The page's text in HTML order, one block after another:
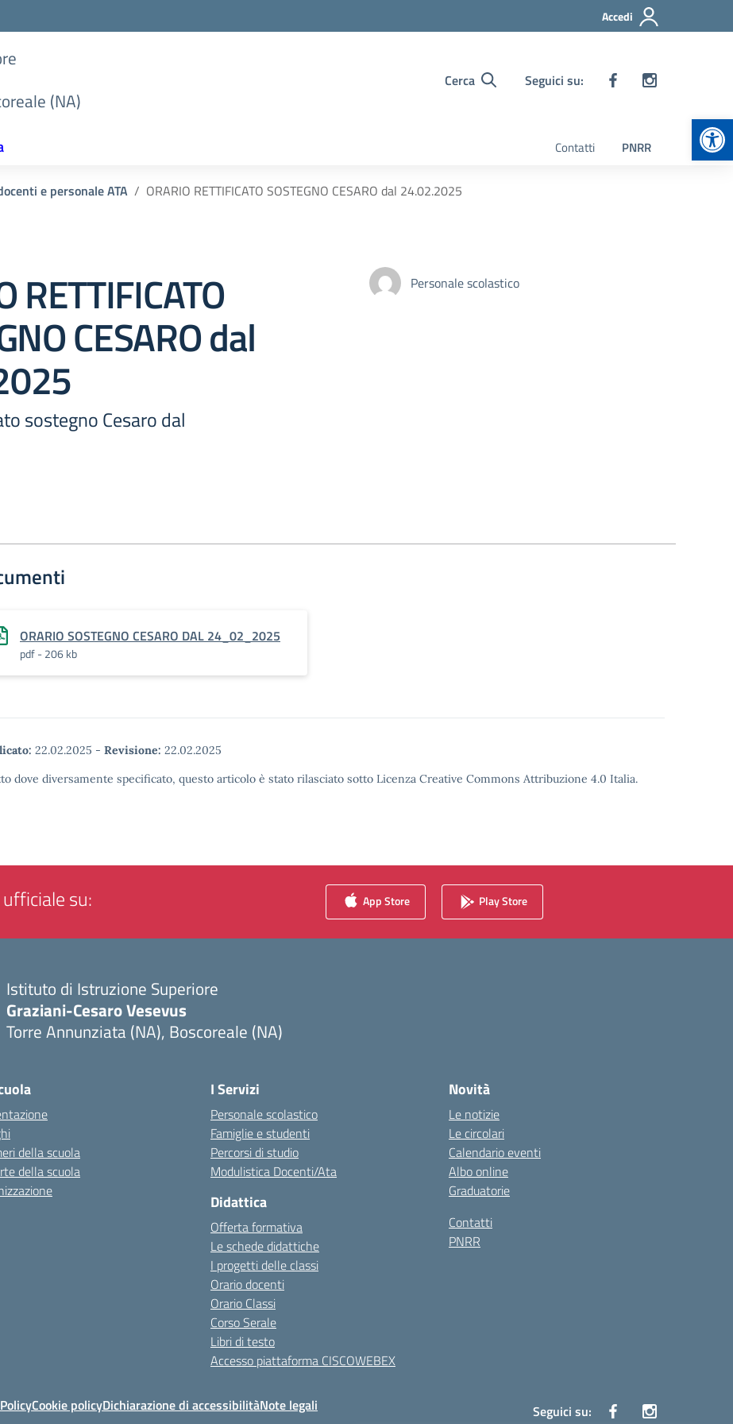
Accedi
(NA)
Cerca Seguici su:
Contatti PNRR
e personale ATA ORARIO RETTIFICATO SOSTEGNO CESARO dal 24.02.2025
RETTIFICATO
CESARO dal
sostegno Cesaro dal
Personale scolastico
ORARIO SOSTEGNO CESARO DAL 24_02_2025
pdf - 206 kb
22.02.2025 - Revisione: 22.02.2025
dove diversamente specificato, questo articolo è stato rilasciato sotto Licenza Creative Commons Attribuzione 4.0 Italia.
su: App Store Play Store
Istituto di Istruzione Superiore
Graziani-Cesaro Vesevus
Torre Annunziata (NA), Boscoreale (NA)
della scuola
della scuola
I Servizi
Personale scolastico
Famiglie e studenti
Percorsi di studio
Modulistica Docenti/Ata
Didattica
Offerta formativa
Le schede didattiche
I progetti delle classi
Orario docenti
Orario Classi
Corso Serale
Libri di testo
Accesso piattaforma CISCOWEBEX
Novità
Le notizie
Le circolari
Calendario eventi
Albo online
Graduatorie
Contatti
PNRR
Cookie policyDichiarazione di accessibilitàNote legali Seguici su: